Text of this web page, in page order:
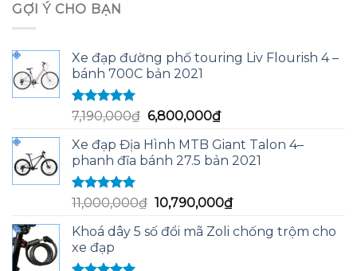
GỢI Ý CHO BẠN
Xe đạp đường phố touring Liv Flourish 4 –
bánh 700C bản 2021
Được xếp
hạng 5.00
sao
7,190,000₫ Giá
là:
7,190,000₫.
6,800,000₫Giá
tại
là:
Xe đạp Địa Hình MTB Giant Talon 4–
phanh đĩa bánh 27.5 bản 2021
Được xếp
hạng
5.00
sao
11,000,000₫ Giá
là:
10,790,000₫Giá
tại
Khoá dây 5 số đổi mã Zoli chống trộm cho
xe đạp